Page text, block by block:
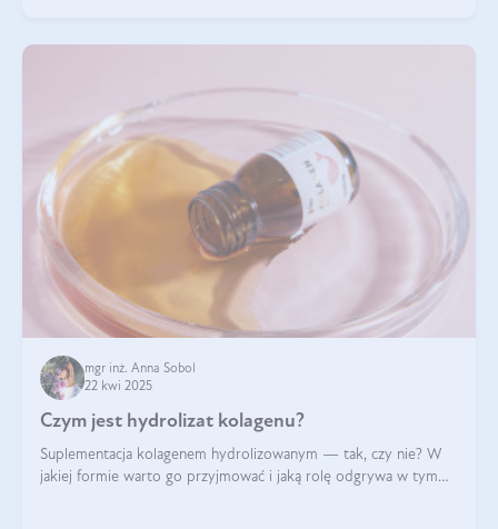
mgr inż. Anna Sobol
22 kwi 2025
Czym jest hydrolizat kolagenu?
Suplementacja kolagenem hydrolizowanym — tak, czy nie? W
jakiej formie warto go przyjmować i jaką rolę odgrywa w tym